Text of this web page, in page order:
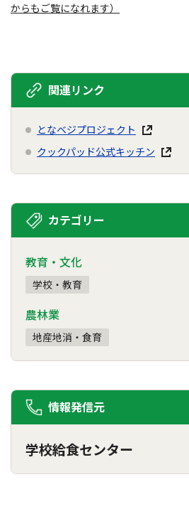
からもご覧になれます）
関連リンク
となベジプロジェクト
クックパッド公式キッチン
カテゴリー
教育・文化
学校・教育
農林業
地産地消・食育
情報発信元
学校給食センター